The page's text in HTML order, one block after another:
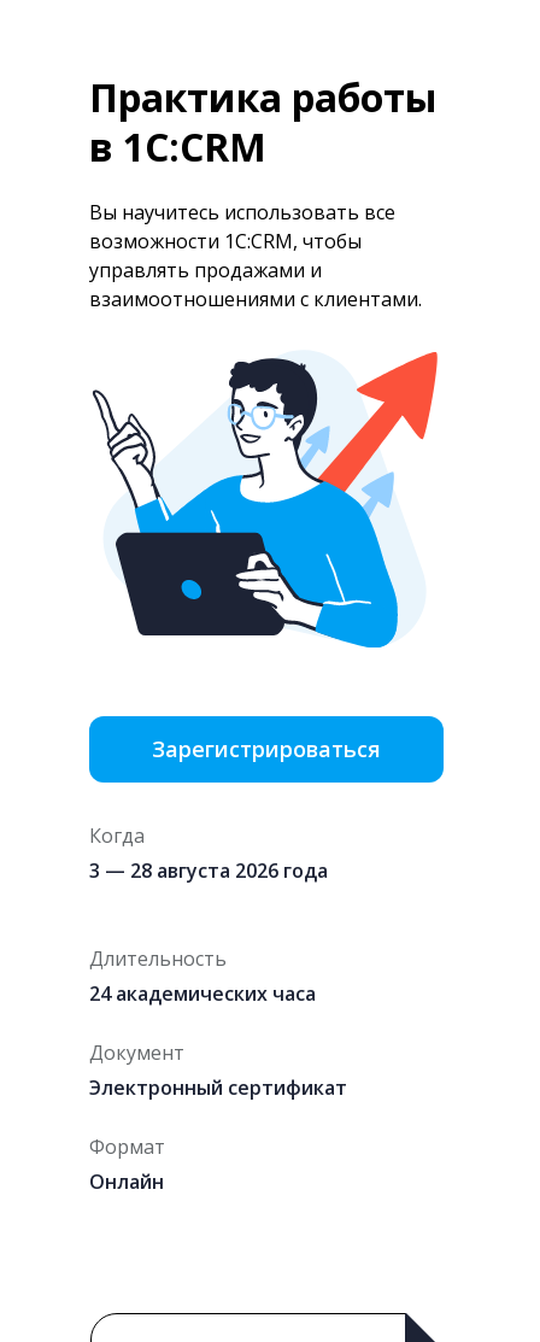
Практика работы
в 1С:CRM
Вы научитесь использовать все
возможности 1С:CRM, чтобы
управлять продажами и
взаимоотношениями с клиентами.
Зарегистрироваться
Когда
3 — 28 августа 2026 года
Длительность
24 академических часа
Документ
Электронный сертификат
Формат
Онлайн